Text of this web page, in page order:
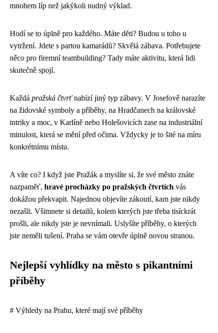
mnohem líp než jakýkoli nudný výklad.
Hodí se to úplně pro každého. Máte děti? Budou u toho u
vytržení. Jdete s partou kamarádů? Skvělá zábava. Potřebujete
něco pro firemní teambuilding? Tady máte aktivitu, která lidi
skutečně spojí.
Každá pražská čtvrťnabízí jiný typ zábavy. V Josefově narazíte
na židovské symboly a příběhy, na Hradčanech na královské
intriky a moc, v Karlíně nebo Holešovicích zase na industriální
minulost, která se mění před očima. Vždycky je to šité na míru
konkrétnímu místu.
A víte co? I když jste Pražák a myslíte si, že své město znáte
nazpaměť, hravé procházky po pražských čtvrtích vás
dokážou překvapit. Najednou objevíte zákoutí, kam jste nikdy
nezašli. Všimnete si detailů, kolem kterých jste třeba tisíckrát
prošli, ale nikdy jste je nevnímali. Uslyšíte příběhy, o kterých
jste neměli tušení. Praha se vám otevře úplně novou stranou.
Nejlepší vyhlídky na město s pikantními
příběhy
# Výhledy na Prahu, které mají své příběhy